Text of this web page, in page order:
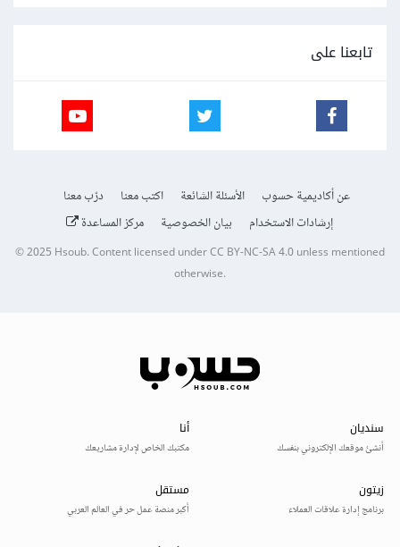
تابعنا على
عن أكاديمية حسوب الأسئلة الشائعة اكتب معنا
درّب معنا
إرشادات الاستخدام
بيان الخصوصية مركز المساعدة
© 2025Hsoub.Content licensed underCC BY-NC-SA 4.0unless mentioned
otherwise.